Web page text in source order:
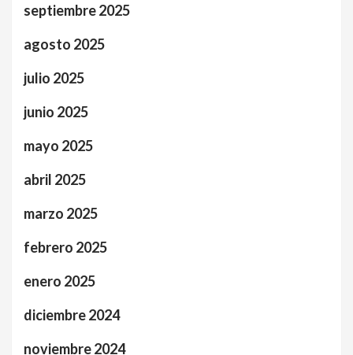
septiembre 2025
agosto 2025
julio 2025
junio 2025
mayo 2025
abril 2025
marzo 2025
febrero 2025
enero 2025
diciembre 2024
noviembre 2024